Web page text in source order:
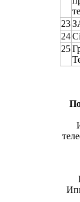
23
24
25